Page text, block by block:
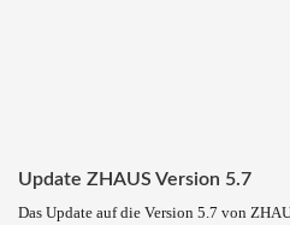
Update ZHAUS Version 5.7
Das Update auf die Version 5.7 von